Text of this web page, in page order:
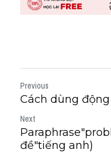
Previous
Cách dùng
Next
đề"tiếng anh)